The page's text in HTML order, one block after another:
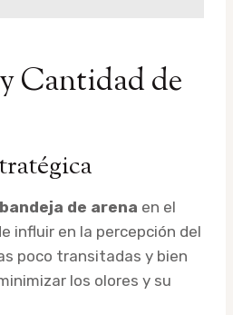
Cantidad de
de arena en el
influir en la percepción del
poco transitadas y bien
los olores y su